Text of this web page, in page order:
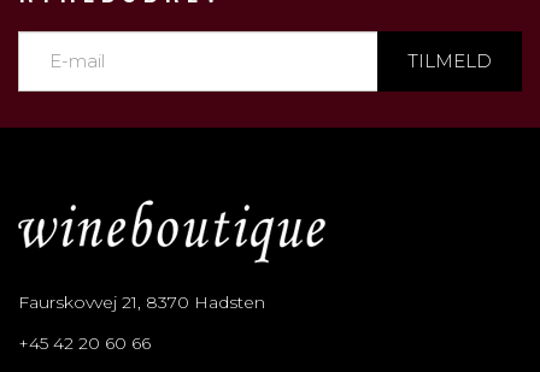
TILMELD
Faurskovvej 21, 8370 Hadsten
+45 42 20 60 66